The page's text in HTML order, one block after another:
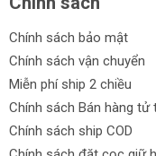
Công nghệ tiên
phát triển công
chất lượng nhất.
Đa dạng mẫu
gồm nhiều loại
với mọi nhu cầu
Chính sách bảo mật
Chính sách vận chuyển
Miễn phí ship 2 chiều
Chính sách Bán hàng tử
Chính sách ship COD